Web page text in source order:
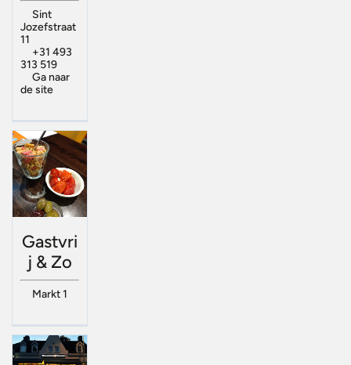
Sint
Jozefstraat
11
+31 493
313 519
Ga naar
de site
Gastvri
j & Zo
Markt 1